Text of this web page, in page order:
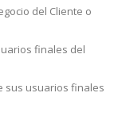
del Cliente o
finales del
sus usuarios finales